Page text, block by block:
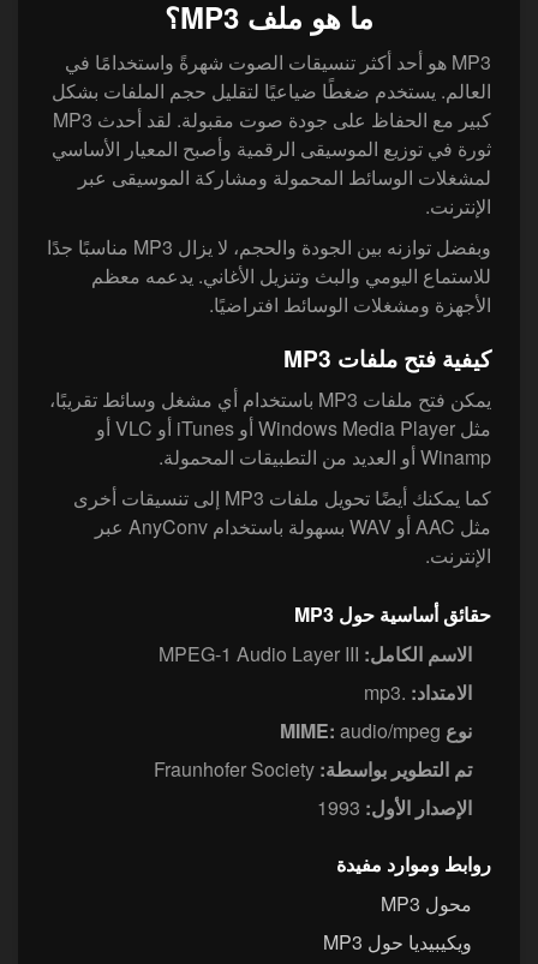
ما هو ملف MP3؟
MP3 هو أحد أكثر تنسيقات الصوت شهرةً واستخدامًا في
العالم. يستخدم ضغطًا ضياعيًا لتقليل حجم الملفات بشكل
كبير مع الحفاظ على جودة صوت مقبولة. لقد أحدث MP3
ثورة في توزيع الموسيقى الرقمية وأصبح المعيار الأساسي
لمشغلات الوسائط المحمولة ومشاركة الموسيقى عبر
الإنترنت.
وبفضل توازنه بين الجودة والحجم، لا يزال MP3 مناسبًا جدًا
للاستماع اليومي والبث وتنزيل الأغاني. يدعمه معظم
الأجهزة ومشغلات الوسائط افتراضيًا.
كيفية فتح ملفات MP3
يمكن فتح ملفات MP3 باستخدام أي مشغل وسائط تقريبًا،
مثل Windows Media Player أو iTunes أو VLC أو
Winamp أو العديد من التطبيقات المحمولة.
كما يمكنك أيضًا تحويل ملفات MP3 إلى تنسيقات أخرى
مثل AAC أو WAV بسهولة باستخدام AnyConv عبر
الإنترنت.
حقائق أساسية حول MP3
الاسم الكامل:
الامتداد: .mp3
نوع MIME: audio/mpeg
تم التطوير بواسطة:
الإصدار الأول:
روابط وموارد مفيدة
محول MP3
ويكيبيديا حول MP3